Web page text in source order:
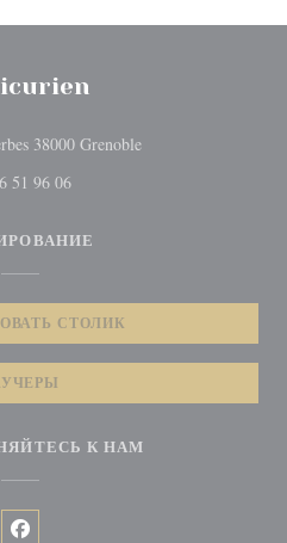
38000 Grenoble((открывается в
51 96 06
СТОЛИК
К НАМ